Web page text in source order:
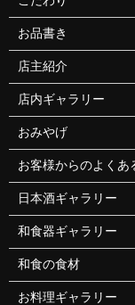
お品書き
店主紹介
店内ギャラリー
おみやげ
お客様からのよくあ
日本酒ギャラリー
和食器ギャラリー
和食の食材
お料理ギャラリー